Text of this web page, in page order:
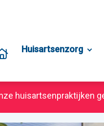
Huisartsenzorg
huisartsenpraktijken